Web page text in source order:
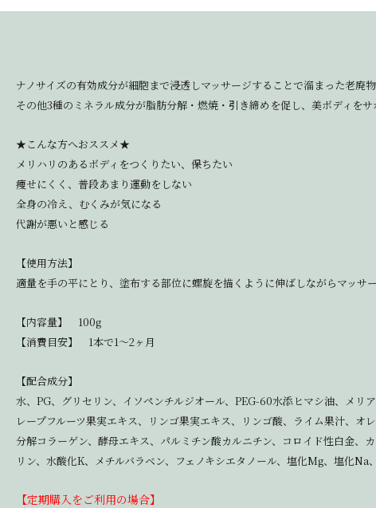
ナノサイズの有効成分が細胞まで浸透しマッサージすることで溜まった老廃物
その他3種のミネラル成分が脂肪分解・燃焼・引き締めを促し、美ボディをサ
★こんな方へおススメ★
メリハリのあるボディをつくりたい、保ちたい
痩せにくく、普段あまり運動をしない
全身の冷え、むくみが気になる
代謝が悪いと感じる
【使用方法】
適量を手の平にとり、塗布する部位に螺旋を描くように伸ばしながらマッサ
【内容量】 100g
【消費目安】 1本で1～2ヶ月
【配合成分】
水、PG、グリセリン、イソペンチルジオール、PEG-60水添ヒマシ油、メ
レープフルーツ果実エキス、リンゴ果実エキス、リンゴ酸、ライム果汁、
分解コラーゲン、酵母エキス、パルミチン酸カルニチン、コロイド性白金
リン、水酸化K、メチルバラベン、フェノキシエタノール、塩化Mg、塩化
【定期購入をご利用の場合】